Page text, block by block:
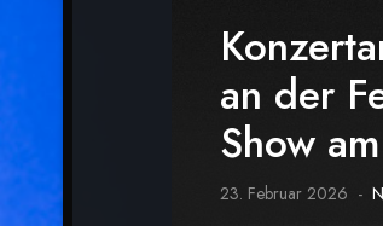
an der
Show
23. Februar 2026